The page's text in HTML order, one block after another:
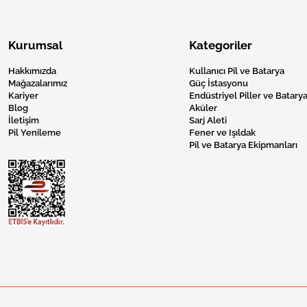
Kurumsal
Hakkımızda
Mağazalarımız
Kariyer
Blog
İletişim
Pil Yenileme
Kategoriler
Kullanıcı Pil ve Batarya
Güç İstasyonu
Endüstriyel Piller ve
Aküler
Sarj Aleti
Fener ve Işıldak
Pil ve Batarya Ekipmanları